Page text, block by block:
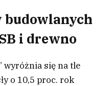
budowlanych
i drewno
wyróżnia się na tle
o 10,5 proc. rok